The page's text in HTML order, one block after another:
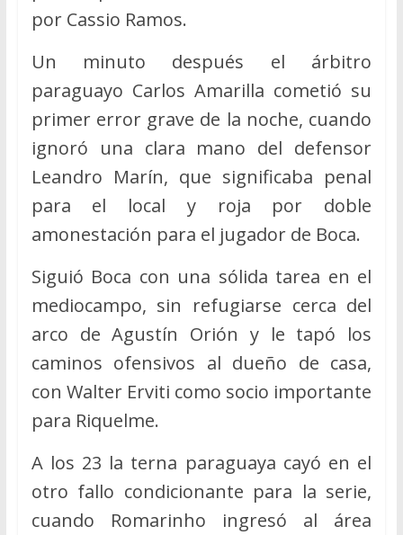
por Cassio Ramos.
Un minuto después el árbitro
paraguayo Carlos Amarilla cometió su
primer error grave de la noche, cuando
ignoró una clara mano del defensor
Leandro Marín, que significaba penal
para el local y roja por doble
amonestación para el jugador de Boca.
Siguió Boca con una sólida tarea en el
mediocampo, sin refugiarse cerca del
arco de Agustín Orión y le tapó los
caminos ofensivos al dueño de casa,
con Walter Erviti como socio importante
para Riquelme.
A los 23 la terna paraguaya cayó en el
otro fallo condicionante para la serie,
cuando Romarinho ingresó al área